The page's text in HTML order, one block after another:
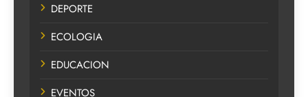
DEPORTE
ECOLOGIA
EDUCACION
EVENTOS